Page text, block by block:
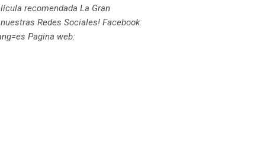
recomendada La Gran
Redes Sociales! Facebook:
Pagina web: